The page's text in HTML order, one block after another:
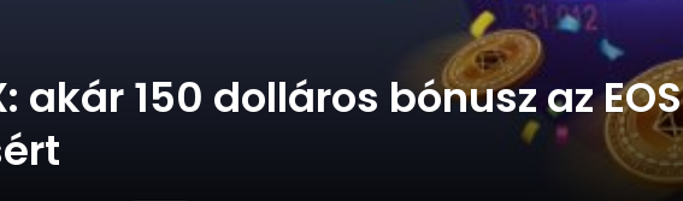
akár 150 dolláros bónusz az EOS